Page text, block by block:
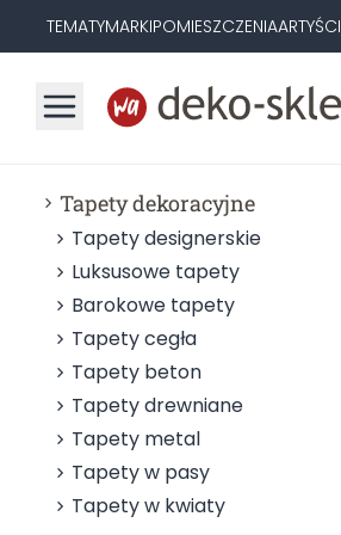
TEMATYMARKIPOMIESZCZENIAARTYŚCI
Tapety dekoracyjne
Tapety designerskie
Luksusowe tapety
Barokowe tapety
Tapety cegła
Tapety beton
Tapety drewniane
Tapety metal
Tapety w pasy
Tapety w kwiaty